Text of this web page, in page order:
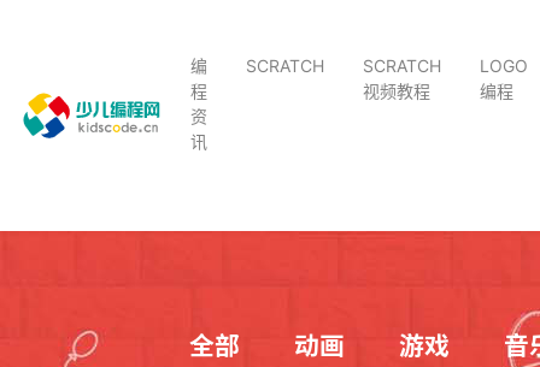
编
程
资
讯
SCRATCH
SCRATCH
视频教程
LOGO
编程
全部 动画 游戏 音